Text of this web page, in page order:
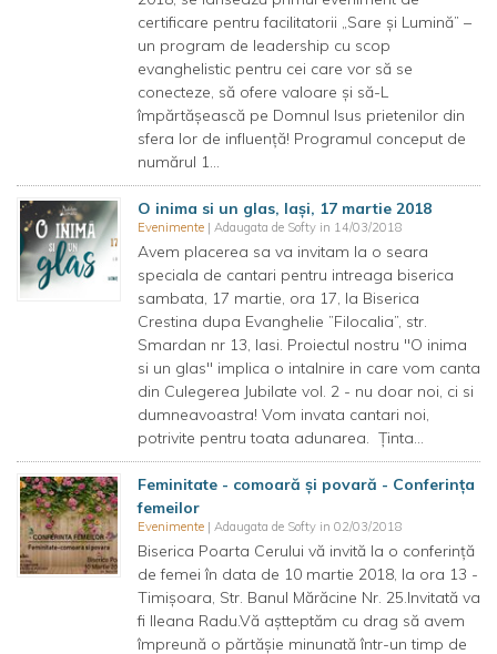
certificare pentru facilitatorii „Sare și Lumină” –
un program de leadership cu scop
evanghelistic pentru cei care vor să se
conecteze, să ofere valoare și să-L
împărtășească pe Domnul Isus prietenilor din
sfera lor de influență! Programul conceput de
numărul 1...
O inima si un glas, Iași, 17 martie 2018
Evenimente | Adaugata de Softy in 14/03/2018
Avem placerea sa va invitam la o seara
speciala de cantari pentru intreaga biserica
sambata, 17 martie, ora 17, la Biserica
Crestina dupa Evanghelie ”Filocalia”, str.
Smardan nr 13, Iasi. Proiectul nostru "O inima
si un glas" implica o intalnire in care vom canta
din Culegerea Jubilate vol. 2 - nu doar noi, ci si
dumneavoastra! Vom invata cantari noi,
potrivite pentru toata adunarea. Ținta...
Feminitate - comoară și povară - Conferința
femeilor
Evenimente | Adaugata de Softy in 02/03/2018
Biserica Poarta Cerului vă invită la o conferință
de femei în data de 10 martie 2018, la ora 13 -
Timișoara, Str. Banul Mărăcine Nr. 25.Invitată va
fi Ileana Radu.Vă aștteptăm cu drag să avem
împreună o părtășie minunată într-un timp de